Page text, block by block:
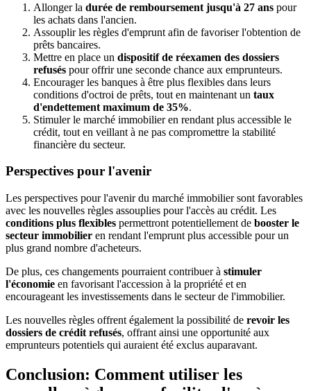
Allonger la durée de remboursement jusqu'à 27 ans pour
les achats dans l'ancien.
Assouplir les règles d'emprunt afin de favoriser l'obtention de
prêts bancaires.
Mettre en place un dispositif de réexamen des dossiers
refusés pour offrir une seconde chance aux emprunteurs.
Encourager les banques à être plus flexibles dans leurs
conditions d'octroi de prêts, tout en maintenant un taux
d'endettement maximum de 35%.
Stimuler le marché immobilier en rendant plus accessible le
crédit, tout en veillant à ne pas compromettre la stabilité
financière du secteur.
Perspectives pour l'avenir
Les perspectives pour l'avenir du marché immobilier sont favorables
avec les nouvelles règles assouplies pour l'accès au crédit. Les
conditions plus flexibles permettront potentiellement de booster le
secteur immobilier en rendant l'emprunt plus accessible pour un
plus grand nombre d'acheteurs.
De plus, ces changements pourraient contribuer à stimuler
l'économie en favorisant l'accession à la propriété et en
encourageant les investissements dans le secteur de l'immobilier.
Les nouvelles règles offrent également la possibilité de revoir les
dossiers de crédit refusés, offrant ainsi une opportunité aux
emprunteurs potentiels qui auraient été exclus auparavant.
Conclusion: Comment utiliser les